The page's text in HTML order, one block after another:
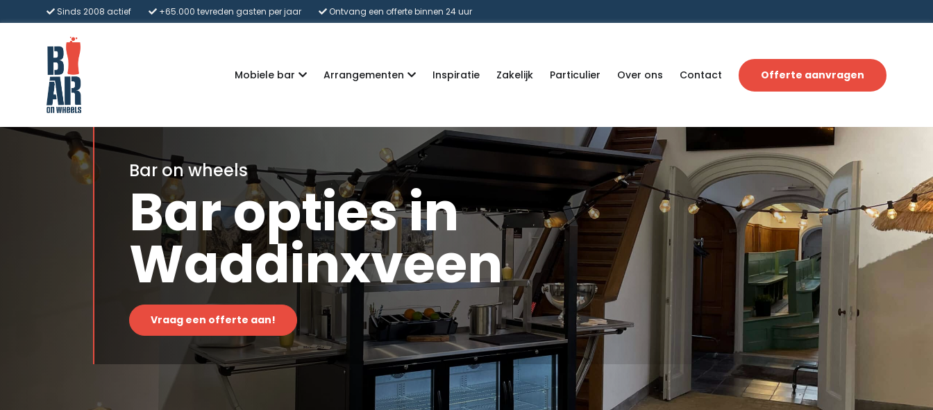
Sinds 2008 actief +65.000 tevreden gasten per jaar Ontvang een offerte binnen 24 uur
Mobiele bar Arrangementen Inspiratie Zakelijk Particulier Over ons Contact Offerte aanvragen
Bar on wheels
Bar opties in
Waddinxveen
Vraag een offerte aan!